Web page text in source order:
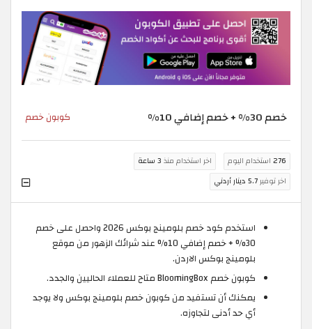
خصم 30% + خصم إضافي 10% كوبون خصم
276 استخدام اليوم اخر استخدام منذ 3 ساعة
اخر توفير5.7 دينار أردني
استخدم كود خصم بلومينج بوكس 2026 واحصل على خصم
30% + خصم إضافي 10% عند شرائك الزهور من موقع
بلومينج بوكس الاردن.
كوبون خصم BloomingBox متاح للعملاء الحاليين والجدد.
يمكنك أن تستفيد من كوبون خصم بلومينج بوكس ولا يوجد
أي حد أدنى لتجاوزه.